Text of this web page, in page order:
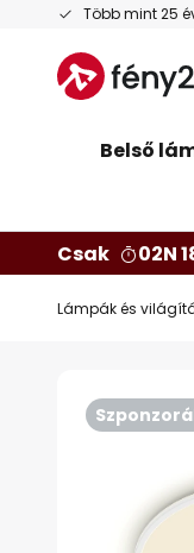
Több mint 25
Ugrás
tartalomhoz
Belső
Csak
02N
Lámpák és